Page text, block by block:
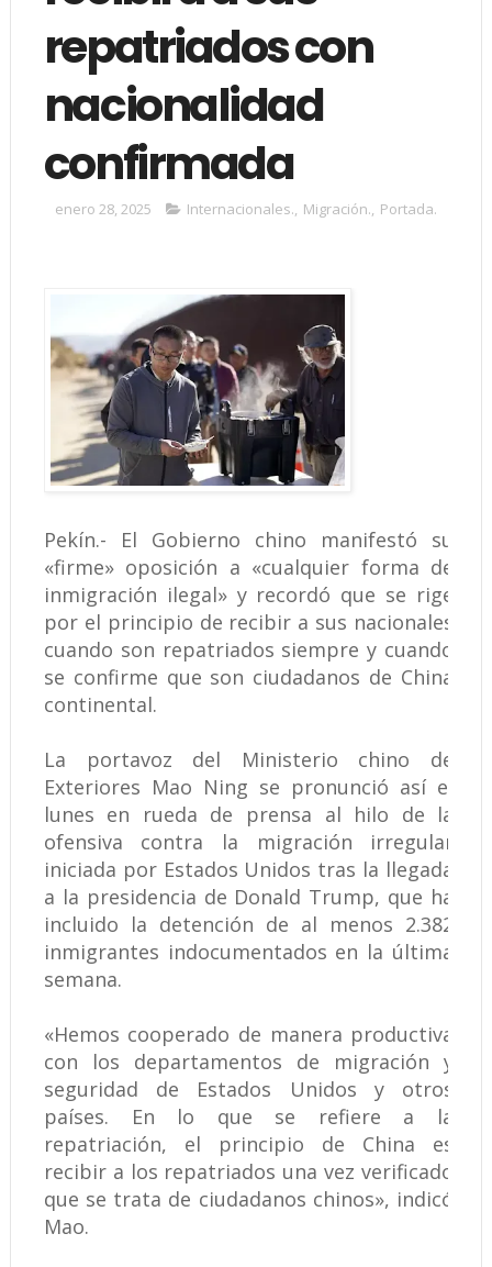
repatriados con
nacionalidad
confirmada
enero 28, 2025 Internacionales., Migración., Portada.
Pekín.- El Gobierno chino manifestó su
«firme» oposición a «cualquier forma de
inmigración ilegal» y recordó que se rige
por el principio de recibir a sus nacionales
cuando son repatriados siempre y cuando
se confirme que son ciudadanos de China
continental.
La portavoz del Ministerio chino de
Exteriores Mao Ning se pronunció así el
lunes en rueda de prensa al hilo de la
ofensiva contra la migración irregular
iniciada por Estados Unidos tras la llegada
a la presidencia de Donald Trump, que ha
incluido la detención de al menos 2.382
inmigrantes indocumentados en la última
semana.
«Hemos cooperado de manera productiva
con los departamentos de migración y
seguridad de Estados Unidos y otros
países. En lo que se refiere a la
repatriación, el principio de China es
recibir a los repatriados una vez verificado
que se trata de ciudadanos chinos», indicó
Mao.